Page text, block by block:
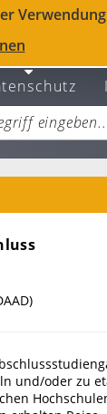
und/oder zu